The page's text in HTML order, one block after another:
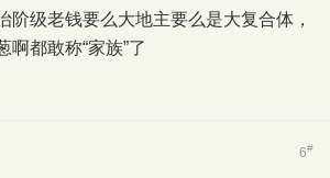
阶级老钱要么大地主要么是大复合体，
啊都敢称“家族”了
6#